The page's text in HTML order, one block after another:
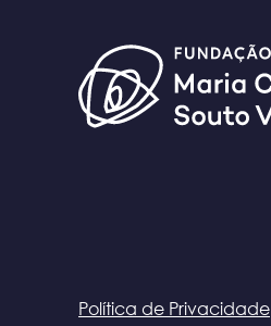
Política de Privacidade